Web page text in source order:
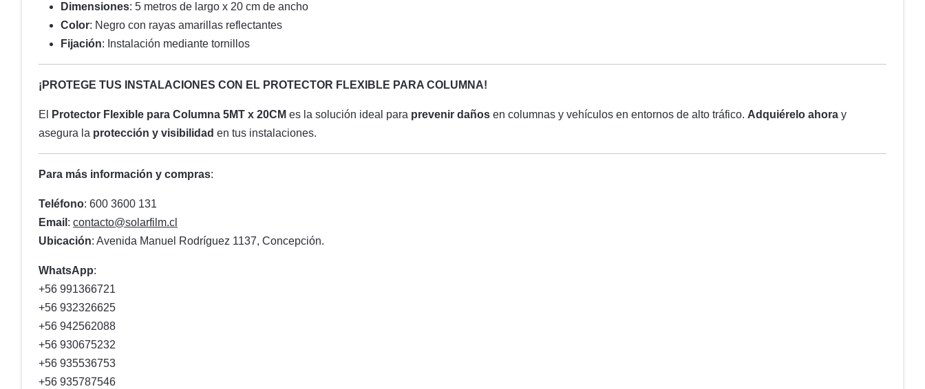
Dimensiones: 5 metros de largo x 20 cm de ancho
Color: Negro con rayas amarillas reflectantes
Fijación: Instalación mediante tornillos
¡PROTEGE TUS INSTALACIONES CON EL PROTECTOR FLEXIBLE PARA COLUMNA!
El Protector Flexible para Columna 5MT x 20CM es la solución ideal para prevenir daños en columnas y vehículos en entornos de alto tráfico. Adquiérelo ahora y
asegura la protección y visibilidad en tus instalaciones.
Para más información y compras:
Teléfono: 600 3600 131
Email : contacto@solarfilm.cl
Ubicación: Avenida Manuel Rodríguez 1137, Concepción.
WhatsApp:
+56 991366721
+56 932326625
+56 942562088
+56 930675232
+56 935536753
+56 935787546